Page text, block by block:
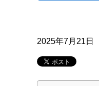
2025年7月21日